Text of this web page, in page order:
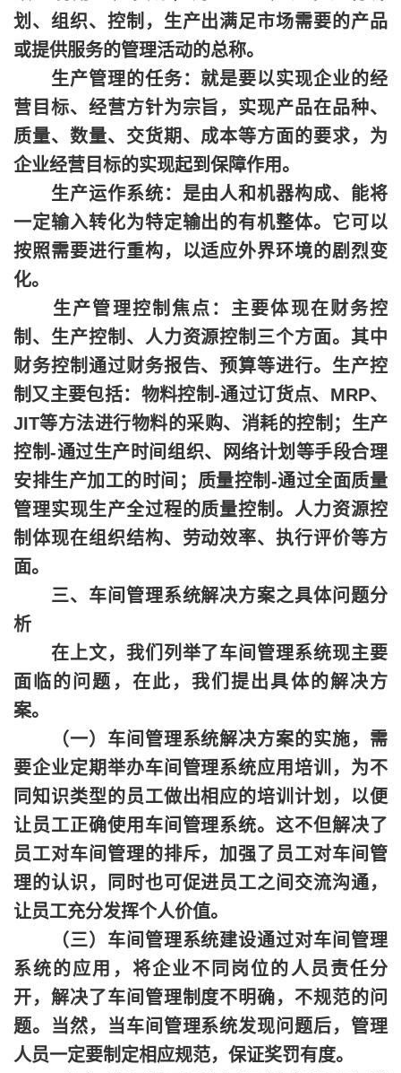
划、组织、控制，生产出满足市场需要的产品
或提供服务的管理活动的总称。
生产管理的任务：就是要以实现企业的经
营目标、经营方针为宗旨，实现产品在品种、
质量、数量、交货期、成本等方面的要求，为
企业经营目标的实现起到保障作用。
生产运作系统：是由人和机器构成、能将
一定输入转化为特定输出的有机整体。它可以
按照需要进行重构，以适应外界环境的剧烈变
化。
生产管理控制焦点：主要体现在财务控
制、生产控制、人力资源控制三个方面。其中
财务控制通过财务报告、预算等进行。生产控
制又主要包括：物料控制-通过订货点、MRP、
JIT等方法进行物料的采购、消耗的控制；生产
控制-通过生产时间组织、网络计划等手段合理
安排生产加工的时间；质量控制-通过全面质量
管理实现生产全过程的质量控制。人力资源控
制体现在组织结构、劳动效率、执行评价等方
面。
三、车间管理系统解决方案之具体问题分
析
在上文，我们列举了车间管理系统现主要
面临的问题，在此，我们提出具体的解决方
案。
（一）车间管理系统解决方案的实施，需
要企业定期举办车间管理系统应用培训，为不
同知识类型的员工做出相应的培训计划，以便
让员工正确使用车间管理系统。这不但解决了
员工对车间管理的排斥，加强了员工对车间管
理的认识，同时也可促进员工之间交流沟通，
让员工充分发挥个人价值。
（三）车间管理系统建设通过对车间管理
系统的应用，将企业不同岗位的人员责任分
开，解决了车间管理制度不明确，不规范的问
题。当然，当车间管理系统发现问题后，管理
人员一定要制定相应规范，保证奖罚有度。